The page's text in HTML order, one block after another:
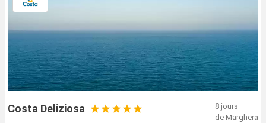
Costa Deliziosa
8 jours
de Marghera